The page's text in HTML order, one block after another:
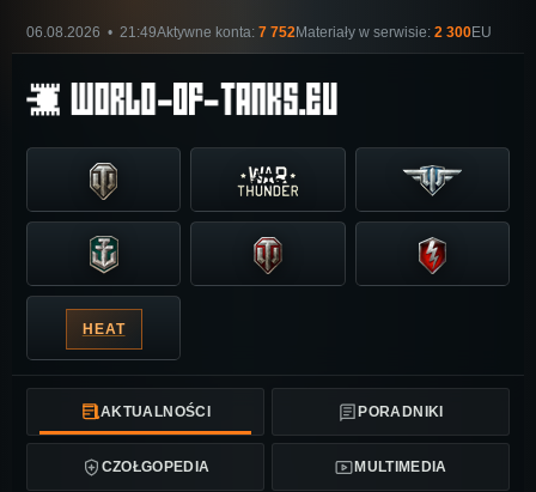
06.08.2026 • 21:49Aktywne konta: 7 752Materiały w serwisie: 2 300EU
HEAT
AKTUALNOŚCI PORADNIKI
CZOŁGOPEDIA MULTIMEDIA